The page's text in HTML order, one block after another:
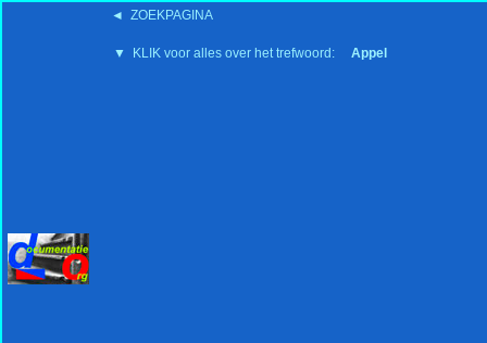
◄ ZOEKPAGINA
▼ KLIK voor alles over het trefwoord: Appel
'15:19 19-2-2008